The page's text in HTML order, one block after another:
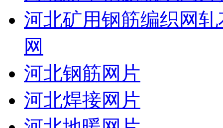
河北矿用钢筋编织网
网
河北钢筋网片
河北焊接网片